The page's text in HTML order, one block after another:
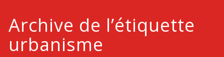
Archive de l’étiquette
urbanisme